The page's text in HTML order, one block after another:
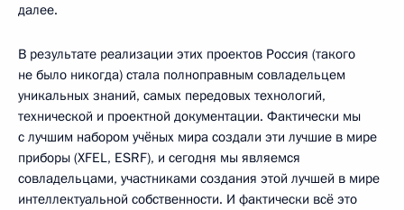
далее.
В результате реализации этих проектов Россия (такого
не было никогда) стала полноправным совладельцем
уникальных знаний, самых передовых технологий,
технической и проектной документации. Фактически мы
с лучшим набором учёных мира создали эти лучшие в мире
приборы (XFEL, ESRF), и сегодня мы являемся
совладельцами, участниками создания этой лучшей в мире
интеллектуальной собственности. И фактически всё это